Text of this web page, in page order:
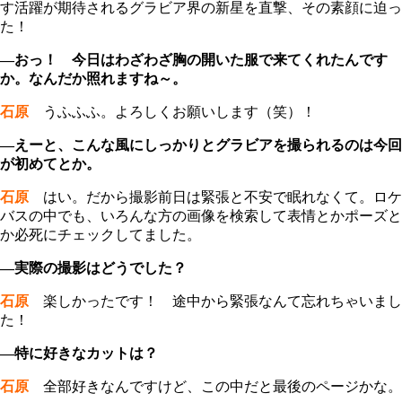
す活躍が期待されるグラビア界の新星を直撃、その素顔に迫っ
た！
―おっ！ 今日はわざわざ胸の開いた服で来てくれたんです
か。なんだか照れますね～。
石原 うふふふ。よろしくお願いします（笑）！
―えーと、こんな風にしっかりとグラビアを撮られるのは今回
が初めてとか。
石原 はい。だから撮影前日は緊張と不安で眠れなくて。ロケ
バスの中でも、いろんな方の画像を検索して表情とかポーズと
か必死にチェックしてました。
―実際の撮影はどうでした？
石原 楽しかったです！ 途中から緊張なんて忘れちゃいまし
た！
―特に好きなカットは？
石原 全部好きなんですけど、この中だと最後のページかな。